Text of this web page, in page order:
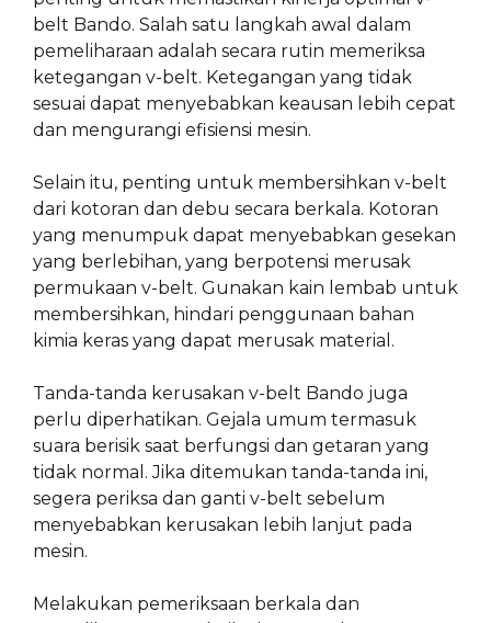
belt Bando. Salah satu langkah awal dalam
pemeliharaan adalah secara rutin memeriksa
ketegangan v-belt. Ketegangan yang tidak
sesuai dapat menyebabkan keausan lebih cepat
dan mengurangi efisiensi mesin.
Selain itu, penting untuk membersihkan v-belt
dari kotoran dan debu secara berkala. Kotoran
yang menumpuk dapat menyebabkan gesekan
yang berlebihan, yang berpotensi merusak
permukaan v-belt. Gunakan kain lembab untuk
membersihkan, hindari penggunaan bahan
kimia keras yang dapat merusak material.
Tanda-tanda kerusakan v-belt Bando juga
perlu diperhatikan. Gejala umum termasuk
suara berisik saat berfungsi dan getaran yang
tidak normal. Jika ditemukan tanda-tanda ini,
segera periksa dan ganti v-belt sebelum
menyebabkan kerusakan lebih lanjut pada
mesin.
Melakukan pemeriksaan berkala dan